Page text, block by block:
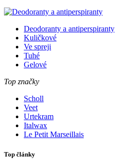
Deodoranty a antiperspiranty
Kuličkové
Ve spreji
Tuhé
Gelové
Top značky
Scholl
Veet
Urtekram
Italwax
Le Petit Marseillais
Top články